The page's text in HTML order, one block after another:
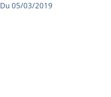
Du 05/03/2019